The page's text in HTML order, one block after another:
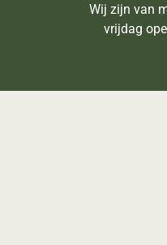
Wij zijn van
vrijdag